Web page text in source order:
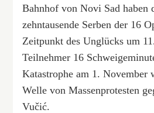
Bahnhof von Novi Sad haben
zehntausende Serben der 16
Zeitpunkt des Unglücks um
Teilnehmer 16
Katastrophe am 1. November
Welle von Massenprotesten
Vučić.